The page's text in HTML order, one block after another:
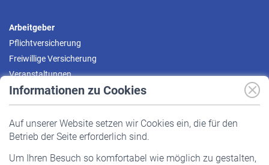
Informationen zu Cookies
Auf unserer Website setzen wir Cookies ein, die für den
Betrieb der Seite erforderlich sind.
Um Ihren Besuch so komfortabel wie möglich zu gestalten,
Arbeitgeber
Pflichtversicherung
Freiwillige Versicherung
Veranstaltungen
Pflichtversicherung
Staatliche Förderung